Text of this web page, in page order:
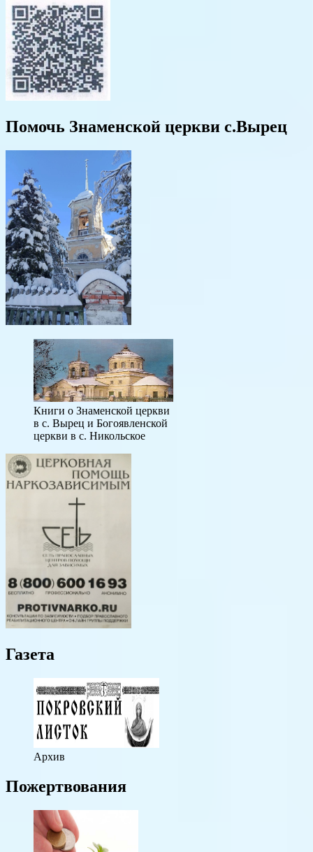
Помочь Знаменской церкви с.Вырец
Книги о Знаменской церкви
в с. Вырец и Богоявленской
церкви в с. Никольское
Газета
Архив
Пожертвования